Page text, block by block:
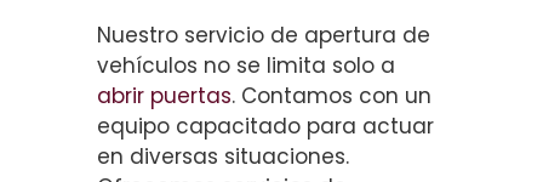
Nuestro servicio de apertura de
vehículos no se limita solo a
abrir puertas. Contamos con un
equipo capacitado para actuar
en diversas situaciones.